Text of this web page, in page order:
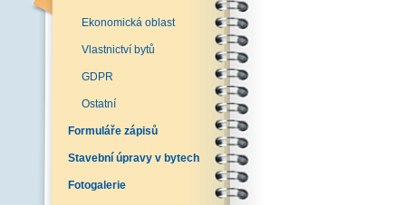
Ekonomická oblast
Vlastnictví bytů
GDPR
Ostatní
Formuláře zápisů
Stavební úpravy v bytech
Fotogalerie